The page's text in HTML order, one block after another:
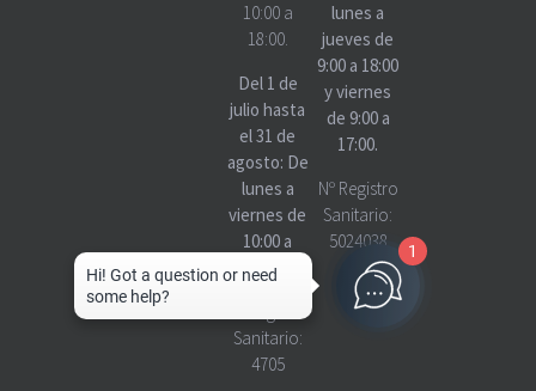
10:00 a
18:00.
Del 1 de
julio hasta
el 31 de
agosto: De
lunes a
viernes de
10:00 a
18:00
Nº Registro
Sanitario:
4705
lunes a
jueves de
9:00 a 18:00
y viernes
de 9:00 a
17:00.
Nº Registro
Sanitario:
5024038
1